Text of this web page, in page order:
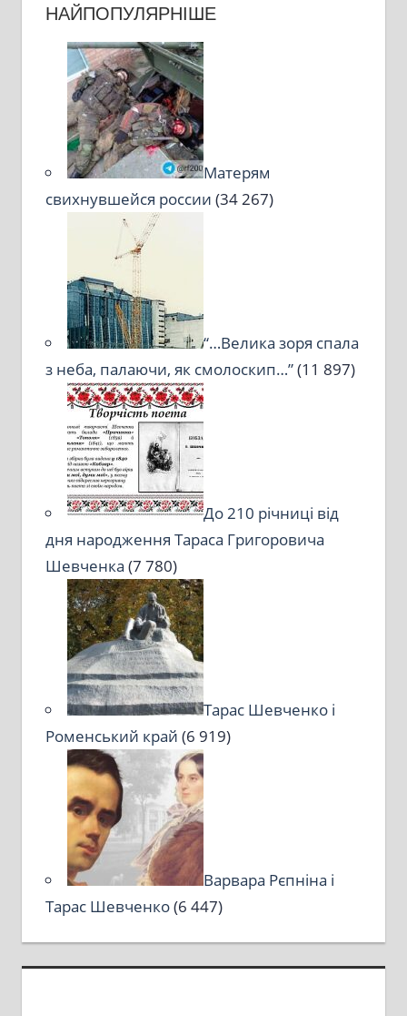
НАЙПОПУЛЯРНІШЕ
Матерям
свихнувшейся россии (34 267)
“…Велика зоря спала
з неба, палаючи, як смолоскип…”(11 897)
До 210 річниці від
дня народження Тараса Григоровича
Шевченка (7 780)
Тарас Шевченко і
Роменський край (6 919)
Варвара Рєпніна і
Тарас Шевченко(6 447)